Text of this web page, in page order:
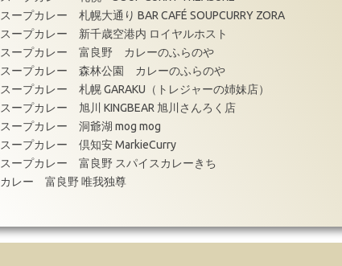
スープカレー 札幌大通り BAR CAFÉ SOUPCURRY ZORA
スープカレー 新千歳空港内 ロイヤルホスト
スープカレー 富良野 カレーのふらのや
スープカレー 森林公園 カレーのふらのや
スープカレー 札幌 GARAKU（トレジャーの姉妹店）
スープカレー 旭川 KINGBEAR 旭川さんろく店
スープカレー 洞爺湖 mog mog
スープカレー 倶知安 MarkieCurry
スープカレー 富良野 スパイスカレーきち
カレー 富良野 唯我独尊